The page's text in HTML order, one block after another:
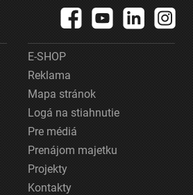
E-SHOP
Reklama
Mapa stránok
Logá na stiahnutie
Pre médiá
Prenájom majetku
Projekty
Kontakty